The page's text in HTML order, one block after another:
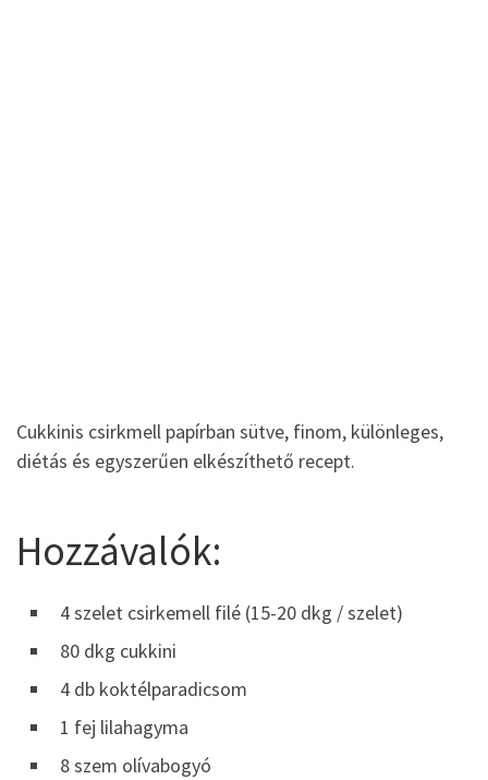
Cukkinis csirkmell papírban sütve, finom, különleges,
diétás és egyszerűen elkészíthető recept.
Hozzávalók:
4 szelet csirkemell filé (15-20 dkg / szelet)
80 dkg cukkini
4 db koktélparadicsom
1 fej lilahagyma
8 szem olívabogyó